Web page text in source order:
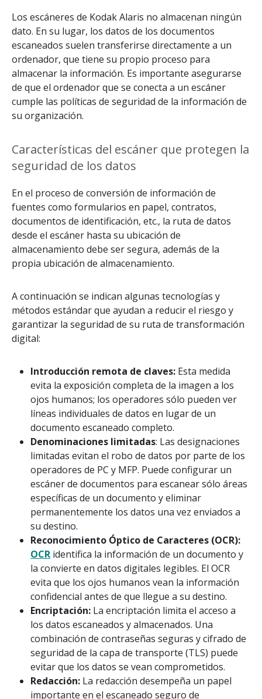
Los escáneres de Kodak Alaris no almacenan ningún
dato. En su lugar, los datos de los documentos
escaneados suelen transferirse directamente a un
ordenador, que tiene su propio proceso para
almacenar la información. Es importante asegurarse
de que el ordenador que se conecta a un escáner
cumple las políticas de seguridad de la información de
su organización.
Características del escáner que protegen la
seguridad de los datos
En el proceso de conversión de información de
fuentes como formularios en papel, contratos,
documentos de identificación, etc., la ruta de datos
desde el escáner hasta su ubicación de
almacenamiento debe ser segura, además de la
propia ubicación de almacenamiento.
A continuación se indican algunas tecnologías y
métodos estándar que ayudan a reducir el riesgo y
garantizar la seguridad de su ruta de transformación
digital:
Introducción remota de claves: Esta medida
evita la exposición completa de la imagen a los
ojos humanos; los operadores sólo pueden ver
líneas individuales de datos en lugar de un
documento escaneado completo.
Denominaciones limitadas: Las designaciones
limitadas evitan el robo de datos por parte de los
operadores de PC y MFP. Puede configurar un
escáner de documentos para escanear sólo áreas
específicas de un documento y eliminar
permanentemente los datos una vez enviados a
su destino.
Reconocimiento Óptico de Caracteres (OCR):
OCR identifica la información de un documento y
la convierte en datos digitales legibles. El OCR
evita que los ojos humanos vean la información
confidencial antes de que llegue a su destino.
Encriptación: La encriptación limita el acceso a
los datos escaneados y almacenados. Una
combinación de contraseñas seguras y cifrado de
seguridad de la capa de transporte (TLS) puede
evitar que los datos se vean comprometidos.
Redacción: La redacción desempeña un papel
importante en el escaneado seguro de